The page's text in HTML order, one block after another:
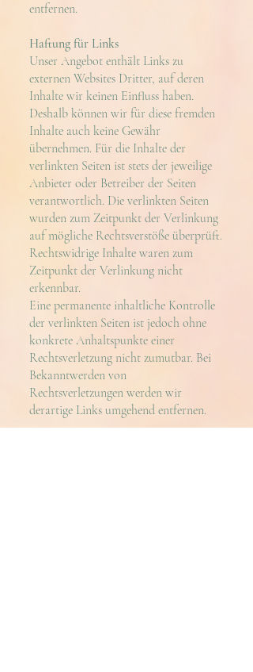
entfernen.
Haftung für Links
Unser Angebot enthält Links zu
externen Websites Dritter, auf deren
Inhalte wir keinen Einfluss haben.
Deshalb können wir für diese fremden
Inhalte auch keine Gewähr
übernehmen. Für die Inhalte der
verlinkten Seiten ist stets der jeweilige
Anbieter oder Betreiber der Seiten
verantwortlich. Die verlinkten Seiten
wurden zum Zeitpunkt der Verlinkung
auf mögliche Rechtsverstöße überprüft.
Rechtswidrige Inhalte waren zum
Zeitpunkt der Verlinkung nicht
erkennbar.
Eine permanente inhaltliche Kontrolle
der verlinkten Seiten ist jedoch ohne
konkrete Anhaltspunkte einer
Rechtsverletzung nicht zumutbar. Bei
Bekanntwerden von
Rechtsverletzungen werden wir
derartige Links umgehend entfernen.